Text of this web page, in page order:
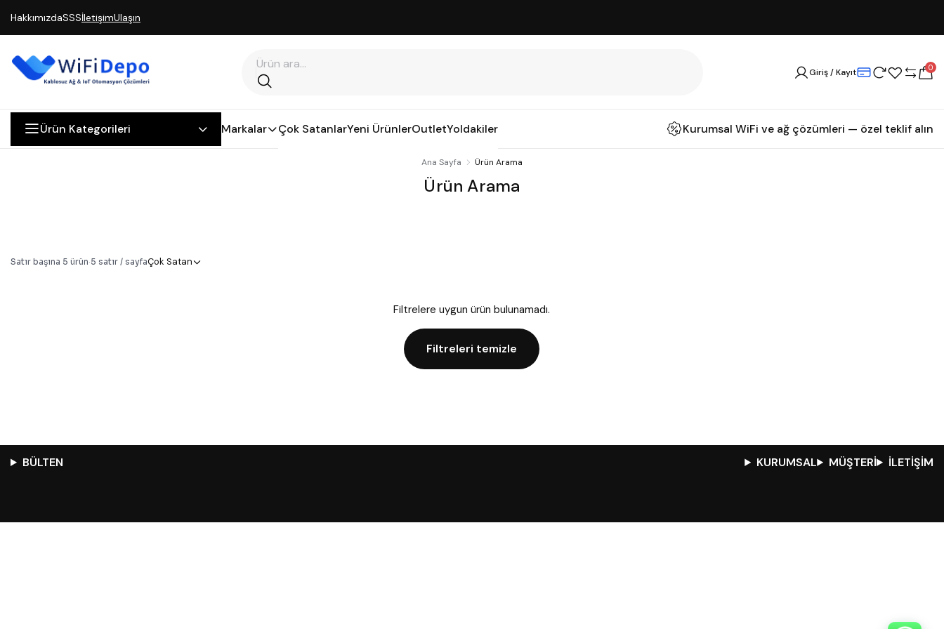
HakkımızdaSSSİletişimUlaşın
Giriş / Kayıt 0
Ürün Kategorileri Markalar Çok SatanlarYeni ÜrünlerOutletYoldakiler Kurumsal WiFi ve ağ çözümleri — özel teklif alın
Ana Sayfa Ürün Arama
Ürün Arama
Satır başına 5 ürün·5 satır / sayfaÇok Satan
Filtrelere uygun ürün bulunamadı.
Filtreleri temizle
BÜLTEN KURUMSAL MÜŞTERİ İLETİŞİM